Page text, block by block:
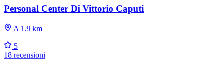
Personal Center Di Vittorio Caputi
A 1.9 km
5
18 recensioni